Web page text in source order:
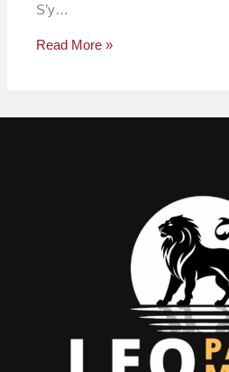
S’y…
Read More »